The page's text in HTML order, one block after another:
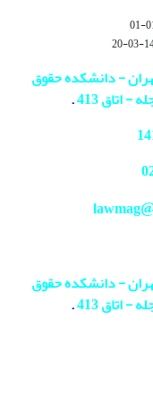
- دانشکده حقوق
.
- دانشکده حقوق
.